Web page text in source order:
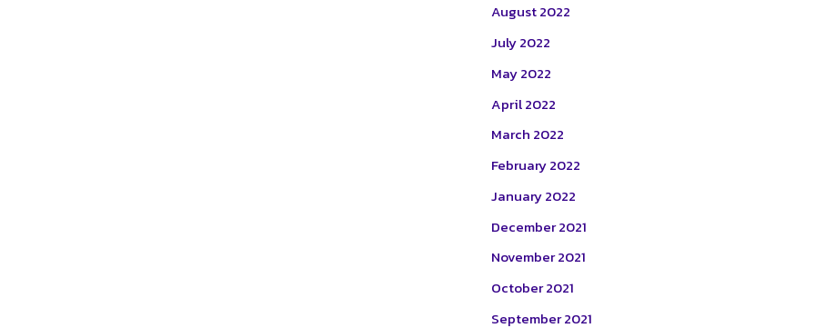
August 2022
July 2022
May 2022
April 2022
March 2022
February 2022
January 2022
December 2021
November 2021
October 2021
September 2021